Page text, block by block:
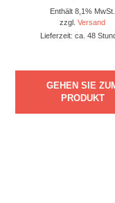
Enthält 8,1% MwSt.
zzgl.Versand
Lieferzeit: ca. 48
GEHEN SIE
PRODUKT